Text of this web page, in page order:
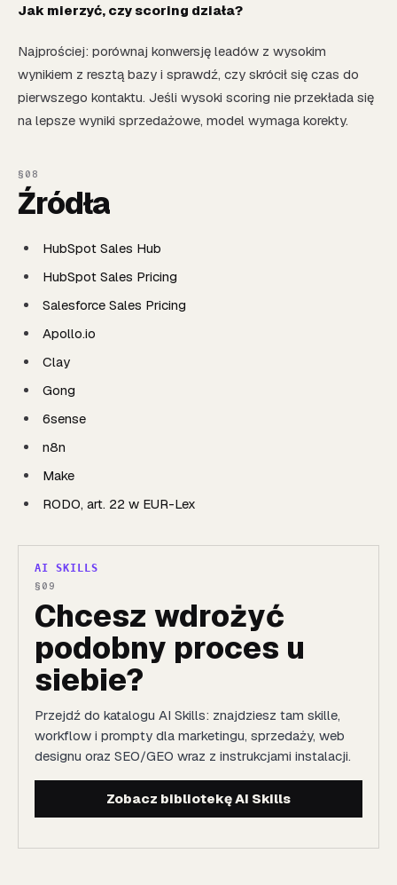
Jak mierzyć, czy scoring działa?
Najprościej: porównaj konwersję leadów z wysokim
wynikiem z resztą bazy i sprawdź, czy skrócił się czas do
pierwszego kontaktu. Jeśli wysoki scoring nie przekłada się
na lepsze wyniki sprzedażowe, model wymaga korekty.
Źródła
HubSpot Sales Hub
HubSpot Sales Pricing
Salesforce Sales Pricing
Apollo.io
Clay
Gong
6sense
n8n
Make
RODO, art. 22 w EUR-Lex
AI SKILLS
Chcesz wdrożyć
podobny proces u
siebie?
Przejdź do katalogu AI Skills: znajdziesz tam skille,
workflow i prompty dla marketingu, sprzedaży, web
designu oraz SEO/GEO wraz z instrukcjami instalacji.
Zobacz bibliotekę AI Skills